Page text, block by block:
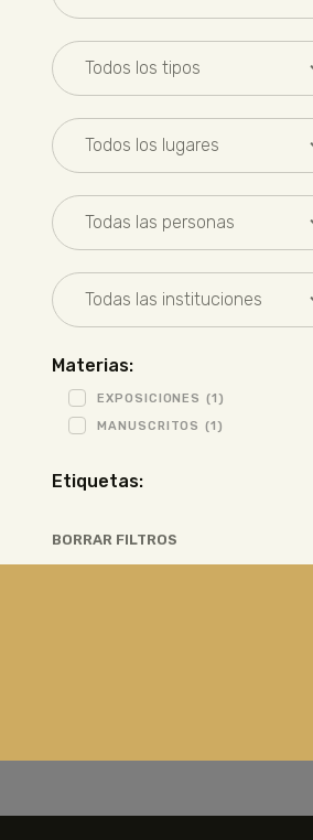
Materias:
EXPOSICIONES (1)
MANUSCRITOS (1)
Etiquetas:
BORRAR FILTROS